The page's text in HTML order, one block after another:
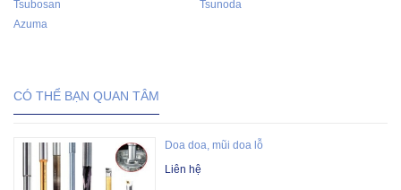
Tsubosan
Tsunoda
Azuma
CÓ THỂ BẠN QUAN TÂM
Doa doa, mũi doa lỗ
Liên hệ